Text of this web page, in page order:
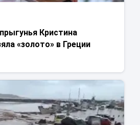
Кристина
«золото» в Греции